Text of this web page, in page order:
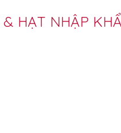
HẠT NHẬP